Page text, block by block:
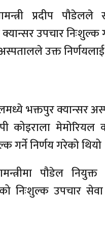
प्रदीप
उपचार निःशुल्क
उक्त
भक्तपुर क्यान्सर
कोइराला
गर्ने निर्णय गरेको थियो
पौडेल
निःशुल्क उपचार